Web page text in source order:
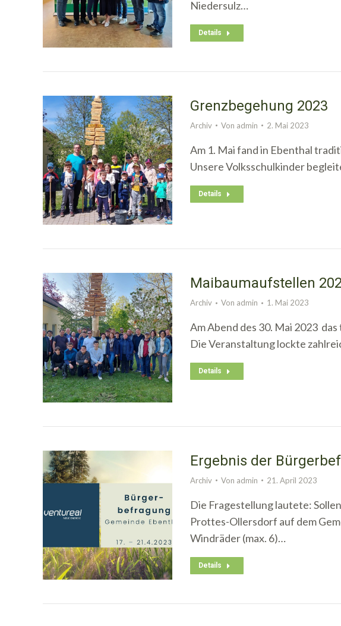
Niedersulz…
Details
Grenzbegehung 2023
Archiv Von admin 2. Mai 2023
Am 1. Mai fand in Ebenthal
Unsere Volksschulkinder
Details
Maibaumaufstellen
Archiv Von admin 1. Mai 2023
Am Abend des 30. Mai 2023
Die Veranstaltung lockte
Details
Ergebnis der
Archiv Von admin 21. April 2023
Die Fragestellung lautete:
Prottes-Ollersdorf auf dem
Windräder (max. 6)…
Details